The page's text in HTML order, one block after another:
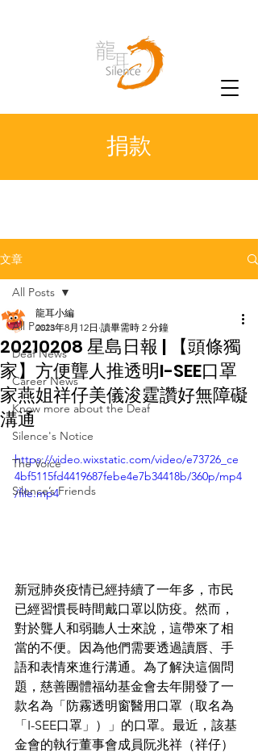
捐款
文章
All Posts
Deaf News
Career News
Know more about the Deaf
Silence's Notice
The Voice
Silence’s Friends
All Posts
20210208 星島日報 | 【頭條獨
家】方便聾人推透明I-SEE口罩
家燕姐祥仔美儀浚霆讚好無障礙
溝通
龍耳小編
2023年8月12日 讀畢需時 2 分鐘
https://video.wixstatic.com/video/e73726_ce
4bf5115fd4419687febe4e7b34418b/360p/mp4
/file.mp4
新冠肺炎疫情已經持續了一年多，市民
已經習慣長時間戴口罩以防疫。然而，
對於聾人和弱聽人士來說，這帶來了相
當的不便。因為他們需要透過讀唇、手
語和表情來進行溝通。為了解決這個問
題，慈善團體福幼基金會去年開發了一
款名為「防霧透明窗醫用口罩（取名為
「I-SEE口罩」）」的口罩。最近，該基
金會的執行董事會成員阮兆祥（祥仔）